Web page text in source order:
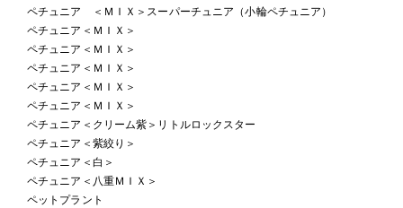
ペチュニア ＜ＭＩＸ＞スーパーチュニア（小輪ペチュニア）
ペチュニア＜ＭＩＸ＞
ペチュニア＜ＭＩＸ＞
ペチュニア＜ＭＩＸ＞
ペチュニア＜ＭＩＸ＞
ペチュニア＜ＭＩＸ＞
ペチュニア＜クリーム紫＞リトルロックスター
ペチュニア＜紫絞り＞
ペチュニア＜白＞
ペチュニア＜八重ＭＩＸ＞
ペットプラント